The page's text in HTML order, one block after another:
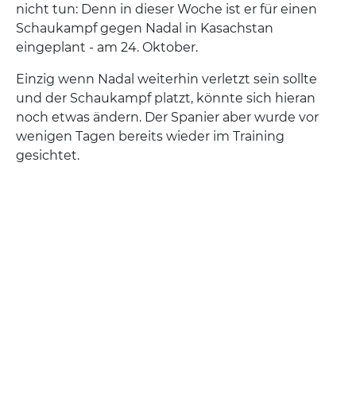
nicht tun: Denn in dieser Woche ist er für einen
Schaukampf gegen Nadal in Kasachstan
eingeplant - am 24. Oktober.
Einzig wenn Nadal weiterhin verletzt sein sollte
und der Schaukampf platzt, könnte sich hieran
noch etwas ändern. Der Spanier aber wurde vor
wenigen Tagen bereits wieder im Training
gesichtet.